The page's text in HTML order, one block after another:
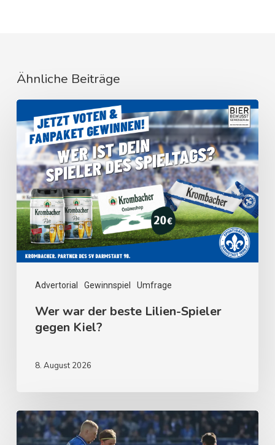
Ähnliche Beiträge
Advertorial Gewinnspiel Umfrage
Wer war der beste Lilien-Spieler
gegen Kiel?
8. August 2026